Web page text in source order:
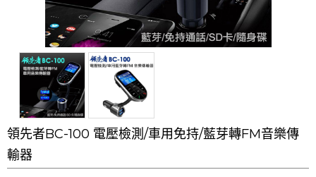
領先者BC-100 電壓檢測/車用免持/藍芽轉FM音樂傳
輸器